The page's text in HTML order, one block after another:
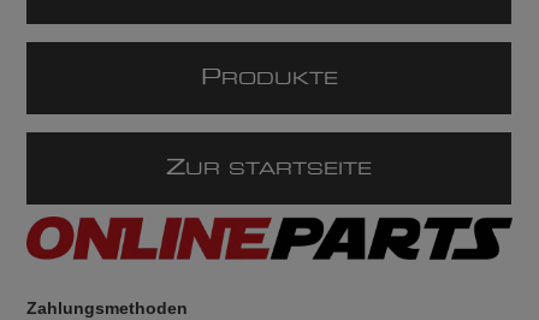
P RODUKTE
ZUR STARTSEITE
Zahlungsmethoden